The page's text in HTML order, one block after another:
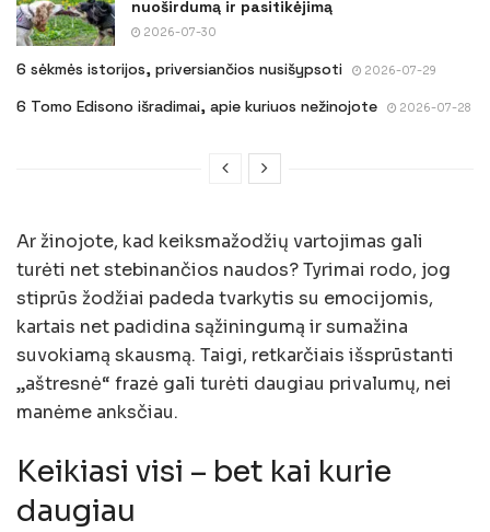
nuoširdumą ir pasitikėjimą
2026-07-30
6 sėkmės istorijos, priversiančios nusišypsoti 2026-07-29
6 Tomo Edisono išradimai, apie kuriuos nežinojote 2026-07-28
Ar žinojote, kad keiksmažodžių vartojimas gali
turėti net stebinančios naudos? Tyrimai rodo, jog
stiprūs žodžiai padeda tvarkytis su emocijomis,
kartais net padidina sąžiningumą ir sumažina
suvokiamą skausmą. Taigi, retkarčiais išsprūstanti
„aštresnė“ frazė gali turėti daugiau privalumų, nei
manėme anksčiau.
Keikiasi visi – bet kai kurie
daugiau